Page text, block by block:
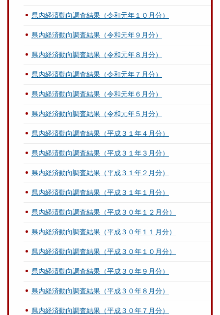
県内経済動向調査結果（令和元年１０月分）
県内経済動向調査結果（令和元年９月分）
県内経済動向調査結果（令和元年８月分）
県内経済動向調査結果（令和元年７月分）
県内経済動向調査結果（令和元年６月分）
県内経済動向調査結果（令和元年５月分）
県内経済動向調査結果（平成３１年４月分）
県内経済動向調査結果（平成３１年３月分）
県内経済動向調査結果（平成３１年２月分）
県内経済動向調査結果（平成３１年１月分）
県内経済動向調査結果（平成３０年１２月分）
県内経済動向調査結果（平成３０年１１月分）
県内経済動向調査結果（平成３０年１０月分）
県内経済動向調査結果（平成３０年９月分）
県内経済動向調査結果（平成３０年８月分）
県内経済動向調査結果（平成３０年７月分）